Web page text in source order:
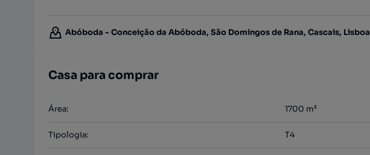
Abóboda - Conceição da Abóboda, São Domingos de Rana, Cascais, Lisboa
Casa para comprar
Área: 1700 m²
Tipologia: T4